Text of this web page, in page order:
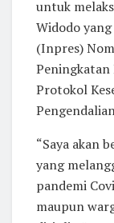
untuk
Widodo
(Inpres)
Peningkatan
Protokol
“Saya akan
yang
pandemi
maupun